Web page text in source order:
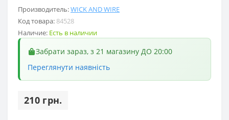
Производитель:WICK AND WIRE
Код товара: 84528
Наличие: Есть в наличии
Забрати зараз, з 21 магазину ДО 20:00
Переглянути наявність
210 грн.